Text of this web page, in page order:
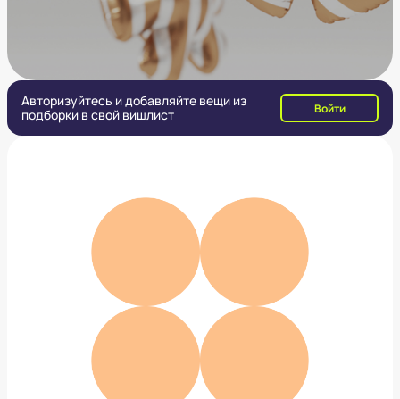
Авторизуйтесь и добавляйте вещи из
подборки в свой вишлист
Войти
Косметологический аппарат GESS Sleek
4 050 ₽
Добавить в вишлист